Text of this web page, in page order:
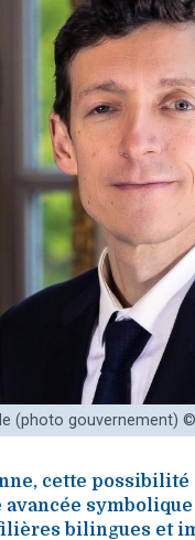
(photo gouvernement)
cette
bilingues et